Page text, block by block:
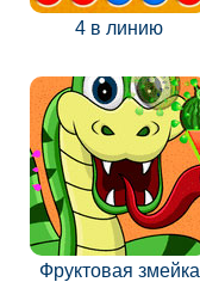
4 в линию
Фруктовая змейка